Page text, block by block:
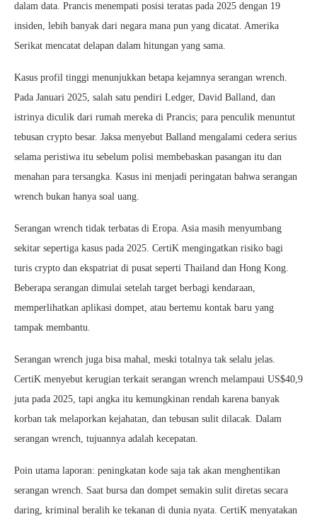
dalam data. Prancis menempati posisi teratas pada 2025 dengan 19
insiden, lebih banyak dari negara mana pun yang dicatat. Amerika
Serikat mencatat delapan dalam hitungan yang sama.
Kasus profil tinggi menunjukkan betapa kejamnya serangan wrench.
Pada Januari 2025, salah satu pendiri Ledger, David Balland, dan
istrinya diculik dari rumah mereka di Prancis; para penculik menuntut
tebusan crypto besar. Jaksa menyebut Balland mengalami cedera serius
selama peristiwa itu sebelum polisi membebaskan pasangan itu dan
menahan para tersangka. Kasus ini menjadi peringatan bahwa serangan
wrench bukan hanya soal uang.
Serangan wrench tidak terbatas di Eropa. Asia masih menyumbang
sekitar sepertiga kasus pada 2025. CertiK mengingatkan risiko bagi
turis crypto dan ekspatriat di pusat seperti Thailand dan Hong Kong.
Beberapa serangan dimulai setelah target berbagi kendaraan,
memperlihatkan aplikasi dompet, atau bertemu kontak baru yang
tampak membantu.
Serangan wrench juga bisa mahal, meski totalnya tak selalu jelas.
CertiK menyebut kerugian terkait serangan wrench melampaui US$40,9
juta pada 2025, tapi angka itu kemungkinan rendah karena banyak
korban tak melaporkan kejahatan, dan tebusan sulit dilacak. Dalam
serangan wrench, tujuannya adalah kecepatan.
Poin utama laporan: peningkatan kode saja tak akan menghentikan
serangan wrench. Saat bursa dan dompet semakin sulit diretas secara
daring, kriminal beralih ke tekanan di dunia nyata. CertiK menyatakan